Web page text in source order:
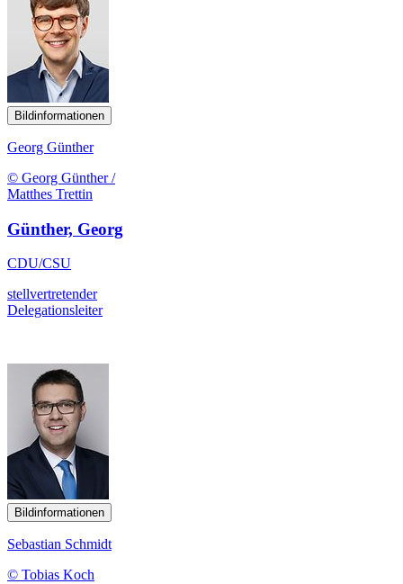
Bildinformationen
Georg Günther
© Georg Günther /
Matthes Trettin
Günther, Georg
CDU/CSU
stellvertretender
Delegationsleiter
Bildinformationen
Sebastian Schmidt
© Tobias Koch